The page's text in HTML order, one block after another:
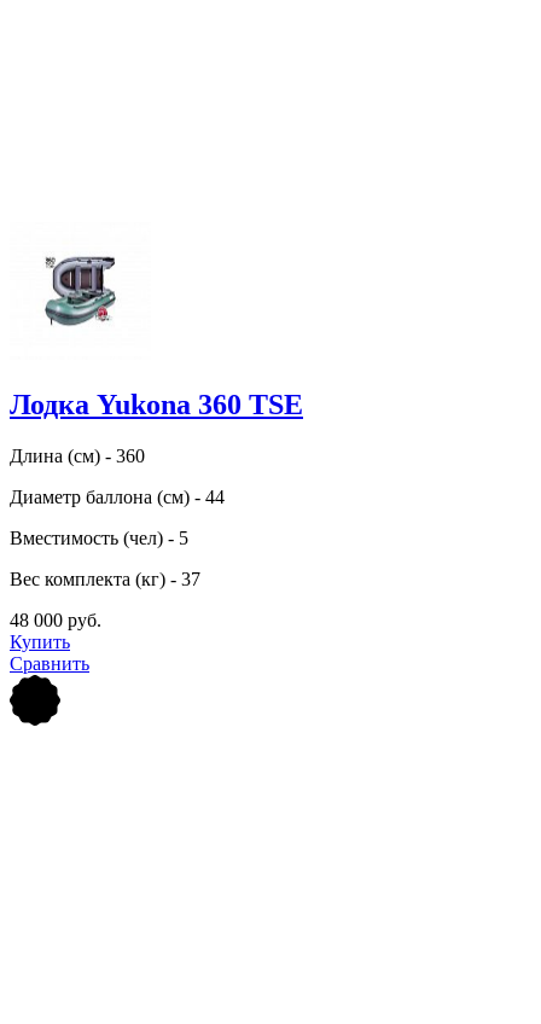
Лодка Yukona 360 TSE
Длина (см) - 360
Диаметр баллона (см) - 44
Вместимость (чел) - 5
Вес комплекта (кг) - 37
48 000 руб.
Купить
Сравнить